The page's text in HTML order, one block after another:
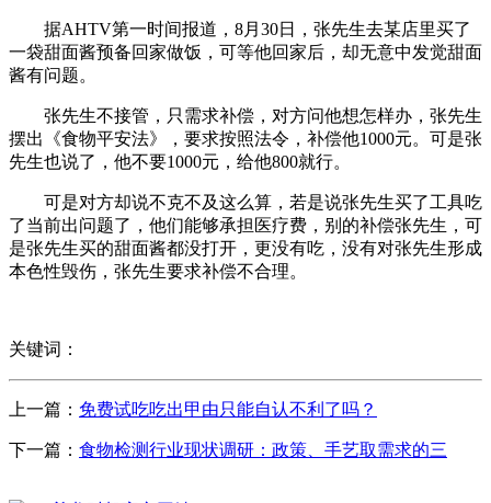
据AHTV第一时间报道，8月30日，张先生去某店里买了
一袋甜面酱预备回家做饭，可等他回家后，却无意中发觉甜面
酱有问题。
张先生不接管，只需求补偿，对方问他想怎样办，张先生
摆出《食物平安法》，要求按照法令，补偿他1000元。可是张
先生也说了，他不要1000元，给他800就行。
可是对方却说不克不及这么算，若是说张先生买了工具吃
了当前出问题了，他们能够承担医疗费，别的补偿张先生，可
是张先生买的甜面酱都没打开，更没有吃，没有对张先生形成
本色性毁伤，张先生要求补偿不合理。
关键词：
上一篇： 免费试吃吃出甲由只能自认不利了吗？
下一篇： 食物检测行业现状调研：政策、手艺取需求的三